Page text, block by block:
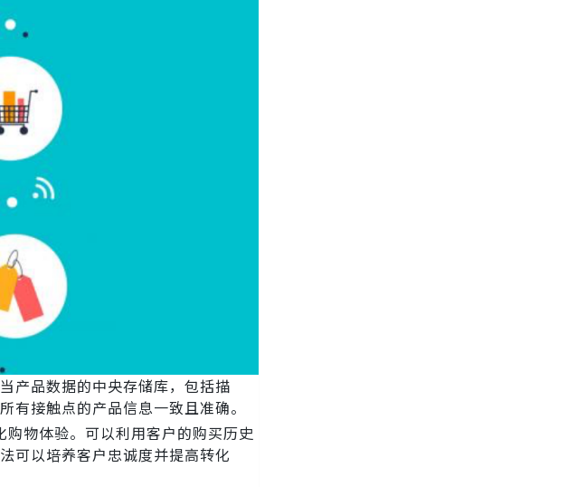
产品数据的中央存储库，包括描
接触点的产品信息一致且准确。
物体验。可以利用客户的购买历史
可以培养客户忠诚度并提高转化